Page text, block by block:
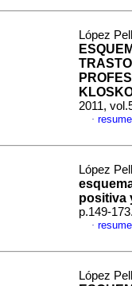
López
2011,
·
López
positiva
p.149-
·
López